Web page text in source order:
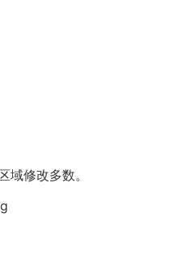
域修改多数。